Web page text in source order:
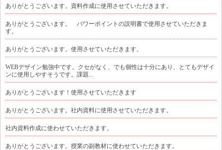
ありがとうございます。資料作成に使用させていただきます。
ありがとうございます。 パワーポイントの説明書で使用させていただきま
す。
ありがとうございます。使用させていただきます。
WEBデザイン勉強中です。クセがなく、でも個性は十分にあり、とてもデザイ
ンに使用しやすそうです。課題...
ありがとうございます！使用させていただきます
ありがとうございます。社内資料に使用させていただきます。
社内資料作成に使わせていただきます。
ありがとうございます。授業の副教材に使わせていただきます。